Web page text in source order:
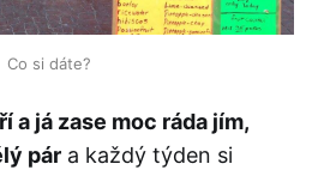
Co si dáte?
a já zase moc ráda jím,
pár a každý týden si